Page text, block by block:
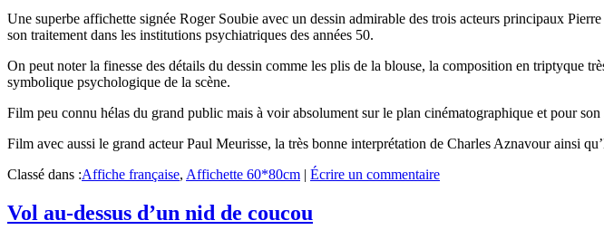
Une superbe affichette signée Roger Soubie avec un dessin admirable des trois acteurs principaux
son traitement dans les institutions psychiatriques des années 50.
On peut noter la finesse des détails du dessin comme les plis de la blouse, la composition en triptyque
symbolique psychologique de la scène.
Film peu connu hélas du grand public mais à voir absolument sur le plan cinématographique et pour son
Film avec aussi le grand acteur Paul Meurisse, la très bonne interprétation de Charles Aznavour ainsi
Classé dans :Affiche française, Affichette 60*80cm | Écrire un commentaire
Vol au-dessus d’un nid de coucou